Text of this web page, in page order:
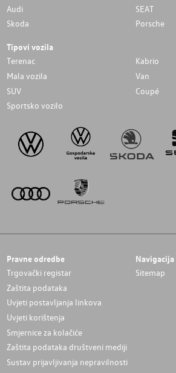
Audi
SEAT
Skoda
Porsche
Tipovi vozila
Terenac
Kabrio
Mala vozila
Van
SUV
Coupé
Sportsko vozilo
Pravne odredbe
Trgovački registar
Zaštita podataka
Uvjeti postavljanja linkova
Uvjeti korištenja
Smjernice za kolačiće
Zaštita podataka društveni mediji
Sustav prijavljivanja nepravilnosti
Navigacija
Sitemap